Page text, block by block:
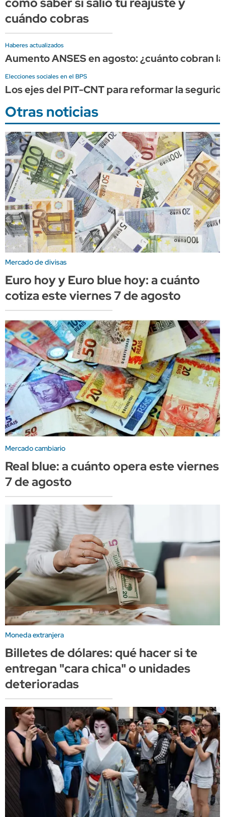
cuándo cobras
Haberes actualizados
Aumento ANSES en agosto: ¿cuánto cobran
Elecciones sociales en el BPS
Los ejes del PIT-CNT para reformar la
Otras noticias
Mercado de divisas
Euro hoy y Euro blue hoy: a cuánto
cotiza este viernes 7 de agosto
Mercado cambiario
Real blue: a cuánto opera este viernes
7 de agosto
Moneda extranjera
Billetes de dólares: qué hacer si te
entregan "cara chica" o unidades
deterioradas